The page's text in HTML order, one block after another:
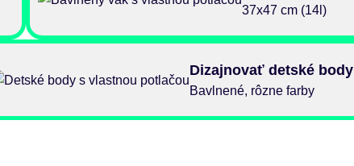
37x47 cm (14l)
Dizajnovať detské body
Bavlnené, rôzne farby